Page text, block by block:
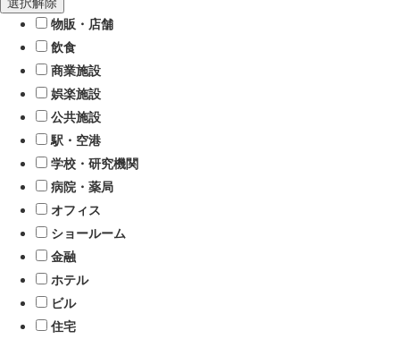
物販・店舗
飲食
商業施設
娯楽施設
公共施設
駅・空港
学校・研究機関
病院・薬局
オフィス
ショールーム
金融
ホテル
ビル
住宅